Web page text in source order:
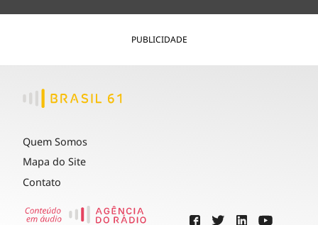
PUBLICIDADE
Quem Somos
Mapa do Site
Contato